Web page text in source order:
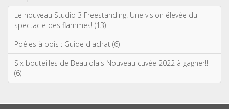
Le nouveau Studio 3 Freestanding: Une vision élevée du
spectacle des flammes! (13)
Poêles à bois : Guide d'achat (6)
Six bouteilles de Beaujolais Nouveau cuvée 2022 à gagner!!
(6)